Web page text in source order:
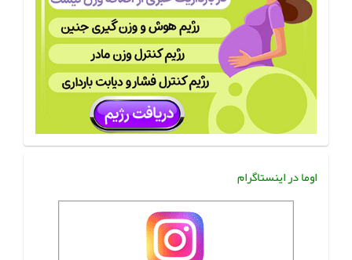
اوما در اینستاگرام